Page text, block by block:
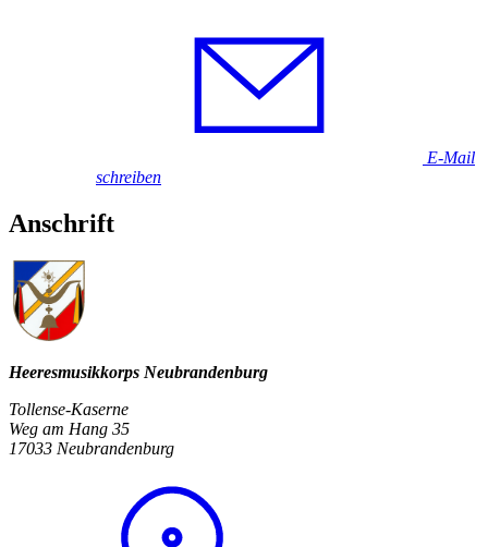
E-Mail
schreiben
Anschrift
Heeresmusikkorps Neubrandenburg
Tollense-Kaserne
Weg am Hang 35
17033 Neubrandenburg